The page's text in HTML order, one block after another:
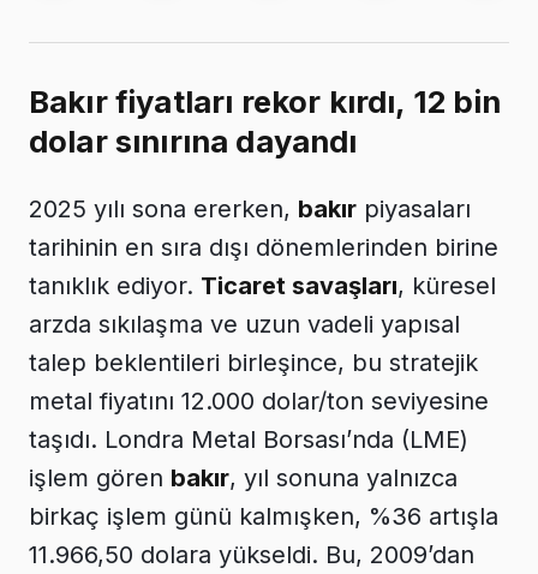
Bakır fiyatları rekor kırdı, 12 bin
dolar sınırına dayandı
2025 yılı sona ererken, bakır piyasaları
tarihinin en sıra dışı dönemlerinden birine
tanıklık ediyor. Ticaret savaşları, küresel
arzda sıkılaşma ve uzun vadeli yapısal
talep beklentileri birleşince, bu stratejik
metal fiyatını 12.000 dolar/ton seviyesine
taşıdı. Londra Metal Borsası’nda (LME)
işlem gören bakır, yıl sonuna yalnızca
birkaç işlem günü kalmışken, %36 artışla
11.966,50 dolara yükseldi. Bu, 2009’dan